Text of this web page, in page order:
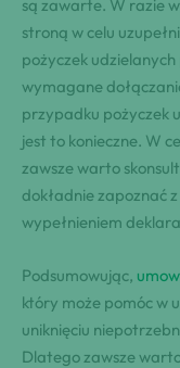
są zawarte. W razie
stroną w celu
pożyczek
wymagane
przypadku pożyczek
jest to konieczne. W
zawsze warto
dokładnie zapoznać
wypełnieniem
Podsumowując,
który może pomóc w
uniknięciu
Dlatego zawsze